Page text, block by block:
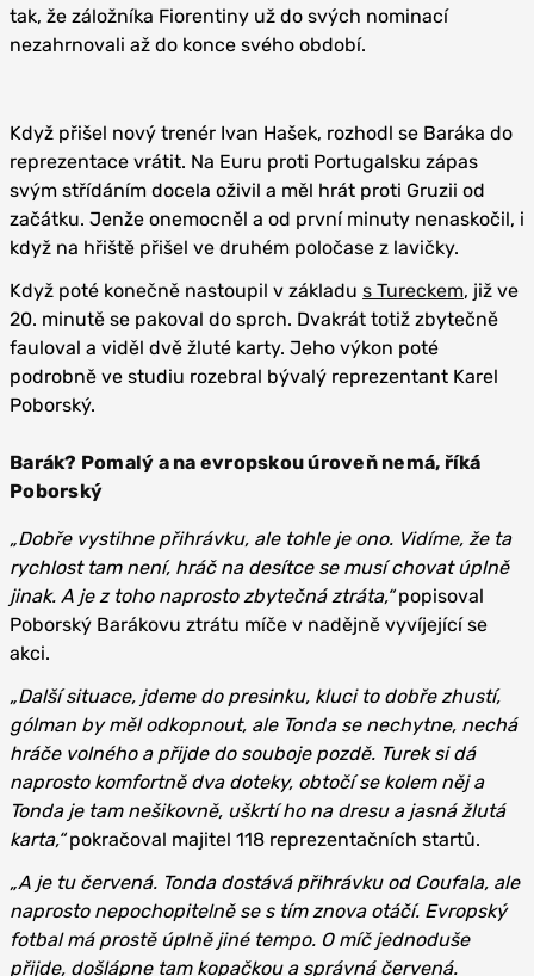
tak, že záložníka Fiorentiny už do svých nominací
nezahrnovali až do konce svého období.
Když přišel nový trenér Ivan Hašek, rozhodl se Baráka do
reprezentace vrátit. Na Euru proti Portugalsku zápas
svým střídáním docela oživil a měl hrát proti Gruzii od
začátku. Jenže onemocněl a od první minuty nenaskočil, i
když na hřiště přišel ve druhém poločase z lavičky.
Když poté konečně nastoupil v základu s Tureckem, již ve
20. minutě se pakoval do sprch. Dvakrát totiž zbytečně
fauloval a viděl dvě žluté karty. Jeho výkon poté
podrobně ve studiu rozebral bývalý reprezentant Karel
Poborský.
Barák? Pomalý a na evropskou úroveň nemá, říká
Poborský
„Dobře vystihne přihrávku, ale tohle je ono. Vidíme, že ta
rychlost tam není, hráč na desítce se musí chovat úplně
jinak. A je z toho naprosto zbytečná ztráta,“popisoval
Poborský Barákovu ztrátu míče v nadějně vyvíjející se
akci.
„Další situace, jdeme do presinku, kluci to dobře zhustí,
gólman by měl odkopnout, ale Tonda se nechytne, nechá
hráče volného a přijde do souboje pozdě. Turek si dá
naprosto komfortně dva doteky, obtočí se kolem něj a
Tonda je tam nešikovně, uškrtí ho na dresu a jasná žlutá
karta,“pokračoval majitel 118 reprezentačních startů.
„A je tu červená. Tonda dostává přihrávku od Coufala, ale
naprosto nepochopitelně se s tím znova otáčí. Evropský
fotbal má prostě úplně jiné tempo. O míč jednoduše
přijde, došlápne tam kopačkou a správná červená.